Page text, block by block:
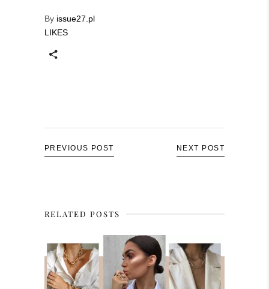
By issue27.pl
LIKES
PREVIOUS POST NEXT POST
RELATED POSTS